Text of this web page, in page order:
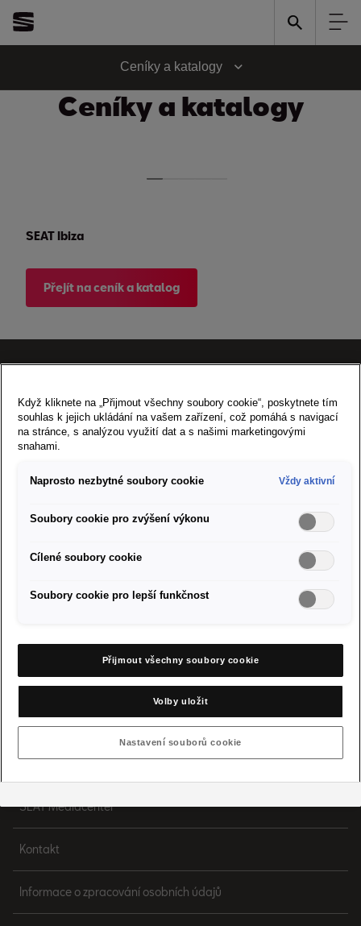
Ceníky a katalogy
Ceníky a katalogy
SEAT Ibiza
Přejít na ceník a katalog
Přejít na stránky SEAT.com
O značce SEAT
Servis a příslušenství
Nastavení cookies
Pravidla a soukromí cookies
Právní ujednání
SEAT Mediacenter
Kontakt
Informace o zpracování osobních údajů
Když kliknete na „Přijmout všechny soubory cookie“, poskytnete tím
souhlas k jejich ukládání na vašem zařízení, což pomáhá s navigací
na stránce, s analýzou využití dat a s našimi marketingovými
snahami.
Naprosto nezbytné soubory cookie Vždy aktivní
Soubory cookie pro zvýšení výkonu
Cílené soubory cookie
Soubory cookie pro lepší funkčnost
Přijmout všechny soubory cookie
Volby uložit
Nastavení souborů cookie